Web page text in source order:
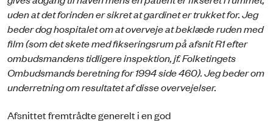
uden at det forinden er sikret at gardinet er trukket for. Jeg
beder dog hospitalet om at overveje at beklæde ruden med
film (som det skete med fikseringsrum på afsnit R1 efter
ombudsmandens tidligere inspektion, jf. Folketingets
Ombudsmands beretning for 1994 side 460). Jeg beder om
underretning om resultatet af disse overvejelser.
Afsnittet fremtrådte generelt i en god